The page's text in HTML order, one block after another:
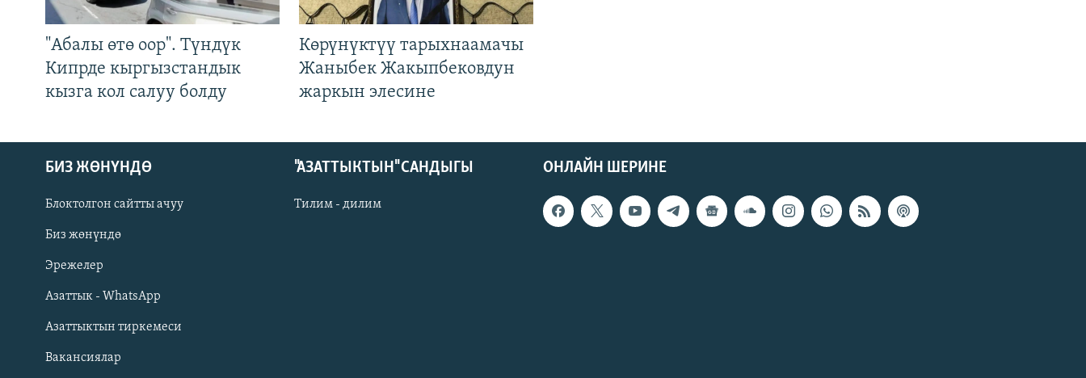
Русский
ОНЛАЙН ШЕРИНЕ
"Абалы өтө оор". Түндүк
Кипрде кыргызстандык
кызга кол салуу болду
Көрүнүктүү тарыхнаамачы
Жаныбек Жакыпбековдун
жаркын элесине
ОНЛАЙН ШЕРИНЕ
БИЗ ЖӨНҮНДӨ
Блоктолгон сайтты ачуу
Биз жөнүндө
Эрежелер
Азаттык - WhatsApp
Азаттыктын тиркемеси
Вакансиялар
"АЗАТТЫКТЫН" САНДЫГЫ
Тилим - дилим